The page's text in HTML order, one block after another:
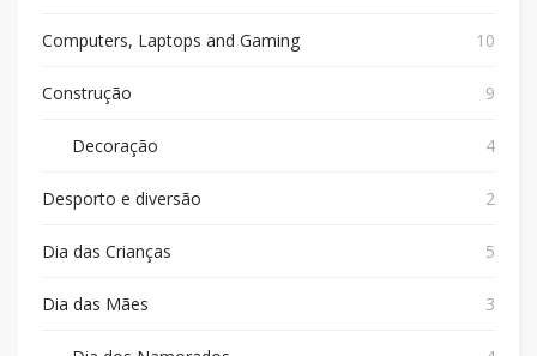
Computers, Laptops and Gaming 10
Construção 9
Decoração 4
Desporto e diversão 2
Dia das Crianças 5
Dia das Mães 3